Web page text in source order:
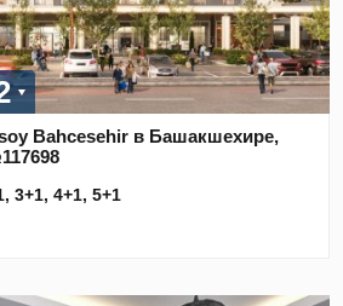
Bahcesehir в Башакшехире,
3+1, 4+1, 5+1